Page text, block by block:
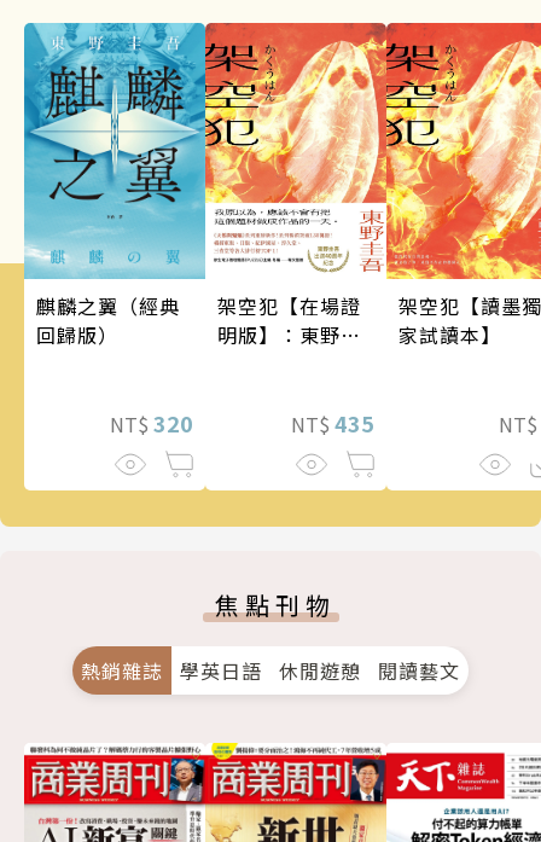
麒麟之翼（經典
回歸版）
NT$ 320
架空犯【在場證
明版】：東野圭
蝠》系列重磅新
NT$ 435
架空犯【讀墨獨
家試讀本】
NT$
焦點刊物
熱銷雜誌 學英日語 休閒遊憩 閱讀藝文